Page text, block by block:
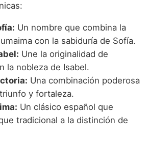
Un nombre que combina la
con la sabiduría de Sofía.
Une la originalidad de
la nobleza de Isabel.
Una combinación poderosa
y fortaleza.
Un clásico español que
tradicional a la distinción de